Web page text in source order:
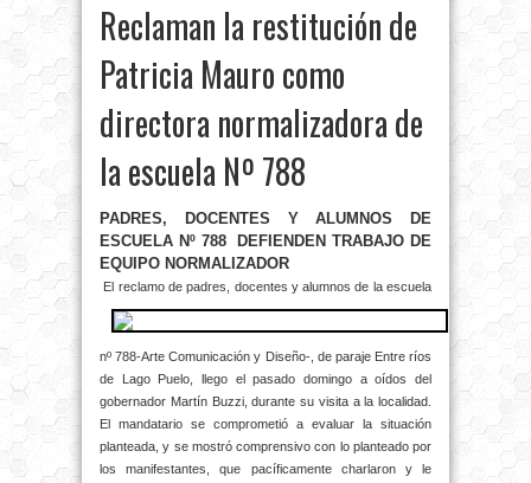
Reclaman la restitución de
Patricia Mauro como
directora normalizadora de
la escuela Nº 788
PADRES, DOCENTES Y ALUMNOS DE
ESCUELA Nº 788 DEFIENDEN TRABAJO DE
EQUIPO NORMALIZADOR
El reclamo de padres, docentes y alumnos de la escuela
nº 788-Arte Comunicación y Diseño-, de paraje Entre ríos
de Lago Puelo, llego el pasado domingo a oídos del
gobernador Martín Buzzi, durante su visita a la localidad.
El mandatario se comprometió a evaluar la situación
planteada, y se mostró comprensivo con lo planteado por
los manifestantes, que pacíficamente charlaron y le